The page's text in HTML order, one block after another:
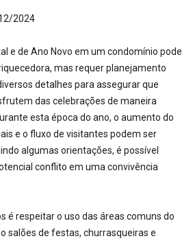
2024
e de Ano Novo em um condomínio pode
mas requer planejamento
detalhes para assegurar que
das celebrações de maneira
esta época do ano, o aumento do
e o fluxo de visitantes podem ser
algumas orientações, é possível
conflito em uma convivência
é respeitar o uso das áreas comuns do
salões de festas, churrasqueiras e